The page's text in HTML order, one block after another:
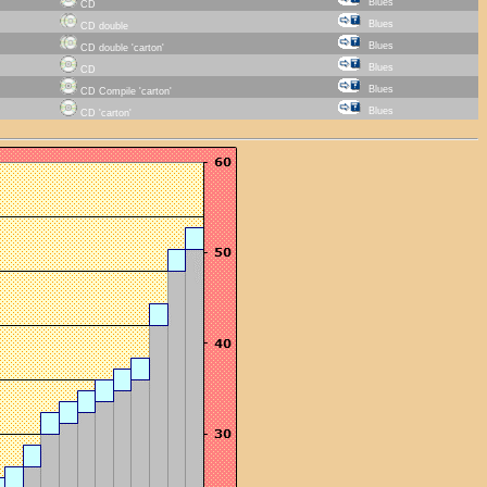
CD
CD double
Blues
CD double 'carton'
Blues
CD
Blues
CD Compile 'carton'
Blues
CD 'carton' Blues